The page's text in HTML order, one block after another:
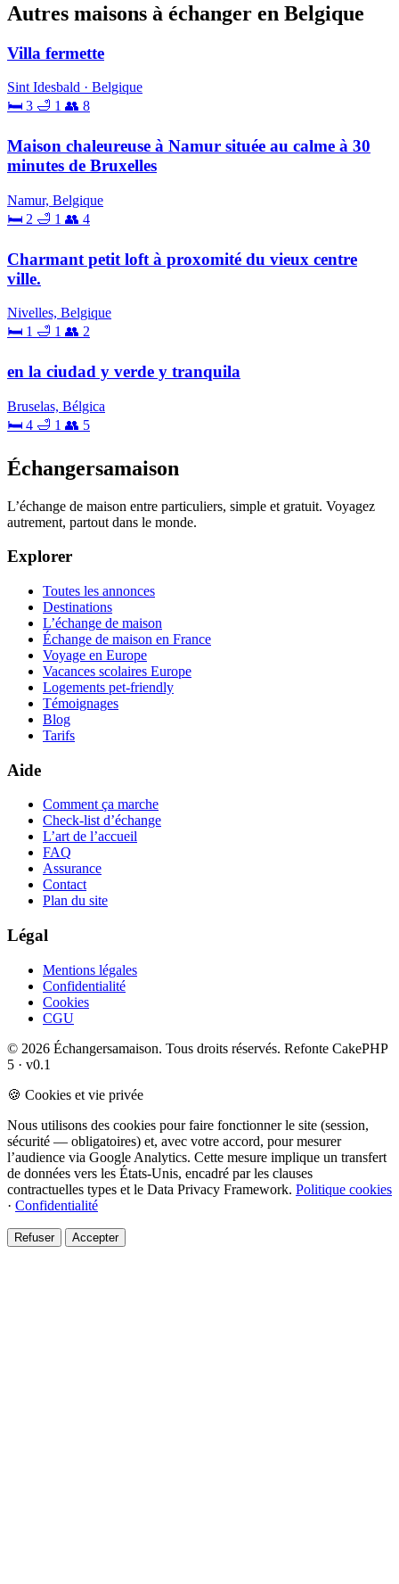
Autres maisons à échanger en Belgique
Villa fermette
Sint Idesbald · Belgique
🛏 3 🛁 1 👥 8
Maison chaleureuse à Namur située au calme à 30
minutes de Bruxelles
Namur, Belgique
🛏 2 🛁 1 👥 4
Charmant petit loft à proxomité du vieux centre
ville.
Nivelles, Belgique
🛏 1 🛁 1 👥 2
en la ciudad y verde y tranquila
Bruselas, Bélgica
🛏 4 🛁 1 👥 5
Échangersamaison
L’échange de maison entre particuliers, simple et gratuit. Voyagez
autrement, partout dans le monde.
Explorer
Toutes les annonces
Destinations
L’échange de maison
Échange de maison en France
Voyage en Europe
Vacances scolaires Europe
Logements pet-friendly
Témoignages
Blog
Tarifs
Aide
Comment ça marche
Check-list d’échange
L’art de l’accueil
FAQ
Assurance
Contact
Plan du site
Légal
Mentions légales
Confidentialité
Cookies
CGU
© 2026 Échangersamaison. Tous droits réservés. Refonte CakePHP
5 · v0.1
🍪 Cookies et vie privée
Nous utilisons des cookies pour faire fonctionner le site (session,
sécurité — obligatoires) et, avec votre accord, pour mesurer
l’audience via Google Analytics. Cette mesure implique un transfert
de données vers les États-Unis, encadré par les clauses
contractuelles types et le Data Privacy Framework. Politique cookies
· Confidentialité
Refuser Accepter